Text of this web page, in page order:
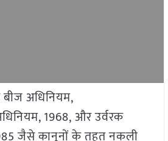
अधिनियम,
1968, और उर्वरक